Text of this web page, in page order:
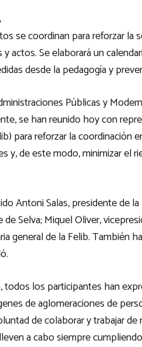
se coordinan para reforzar la
actos. Se elaborará un
desde la pedagogía y
Públicas y
se han reunido hoy con
para reforzar la coordinación
y, de este modo, minimizar el
Antoni Salas, presidente de
de Selva; Miquel Oliver,
general de la Felib. También
todos los participantes han
de aglomeraciones de
de colaborar y trabajar
a cabo siempre